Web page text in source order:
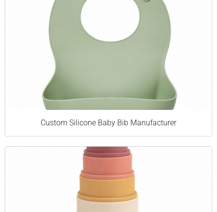
Custom Silicone Baby Bib Manufacturer